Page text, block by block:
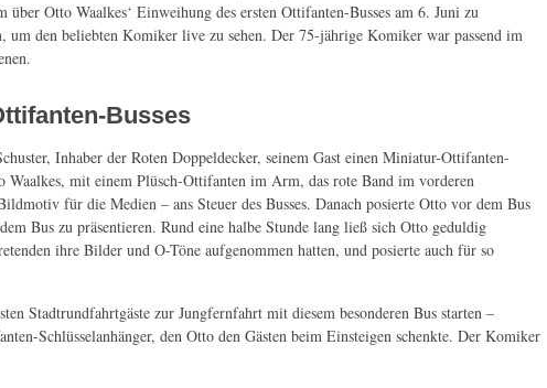
Otto Waalkes‘ Einweihung des ersten Ottifanten-Busses am 6. Juni zu
um den beliebten Komiker live zu sehen. Der 75-jährige Komiker war passend im
Busses
Inhaber der Roten Doppeldecker, seinem Gast einen Miniatur-Ottifanten-
Waalkes, mit einem Plüsch-Ottifanten im Arm, das rote Band im vorderen
für die Medien – ans Steuer des Busses. Danach posierte Otto vor dem Bus
Bus zu präsentieren. Rund eine halbe Stunde lang ließ sich Otto geduldig
ihre Bilder und O-Töne aufgenommen hatten, und posierte auch für so
Stadtrundfahrtgäste zur Jungfernfahrt mit diesem besonderen Bus starten –
Schlüsselanhänger, den Otto den Gästen beim Einsteigen schenkte. Der Komiker